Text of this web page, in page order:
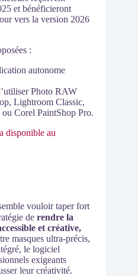
et bénéficieront
vers la version 2026
:
autonome
Photo RAW
Lightroom Classic,
Corel PaintShop Pro.
disponible au
vouloir taper fort
de rendre la
et créative,
masques ultra-précis,
le logiciel
exigeants
leur créativité.